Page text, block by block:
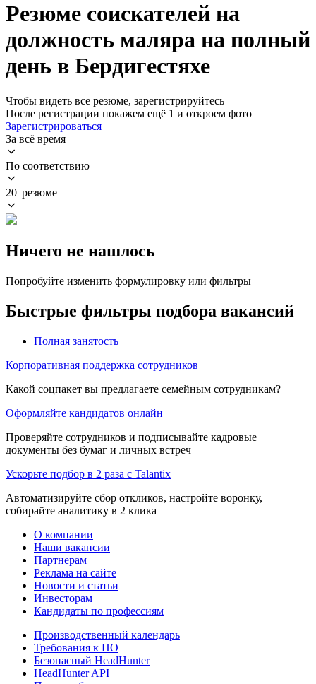
Резюме соискателей на
должность маляра на полный
день в Бердигестяхе
Чтобы видеть все резюме, зарегистрируйтесь
После регистрации покажем ещё 1 и откроем фото
Зарегистрироваться
За всё время
По соответствию
20 резюме
Ничего не нашлось
Попробуйте изменить формулировку или фильтры
Быстрые фильтры подбора вакансий
Полная занятость
Корпоративная поддержка сотрудников
Какой соцпакет вы предлагаете семейным сотрудникам?
Оформляйте кандидатов онлайн
Проверяйте сотрудников и подписывайте кадровые
документы без бумаг и личных встреч
Ускорьте подбор в 2 раза с Talantix
Автоматизируйте сбор откликов, настройте воронку,
собирайте аналитику в 2 клика
О компании
Наши вакансии
Партнерам
Реклама на сайте
Новости и статьи
Инвесторам
Кандидаты по профессиям
Производственный календарь
Требования к ПО
Безопасный HeadHunter
HeadHunter API